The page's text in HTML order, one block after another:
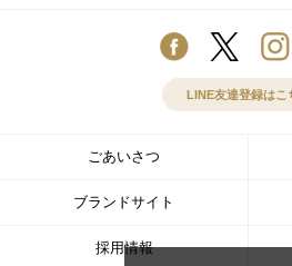
LINE友達登録はこ
ごあいさつ
ブランドサイト
採用情報